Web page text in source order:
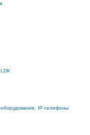
оборудование, IP-телефоны